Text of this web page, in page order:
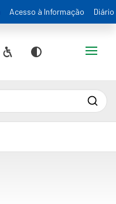
Acesso à Informação
Acessibilidade
Contraste
Alternar